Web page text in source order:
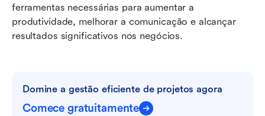
ferramentas necessárias para aumentar a
produtividade, melhorar a comunicação e alcançar
resultados significativos nos negócios.
Domine a gestão eficiente de projetos agora
Comece gratuitamente